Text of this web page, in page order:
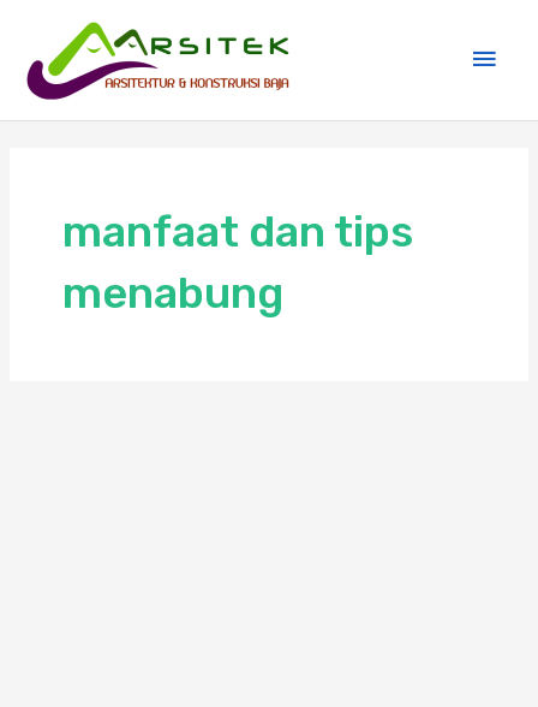
content
manfaat dan tips
menabung